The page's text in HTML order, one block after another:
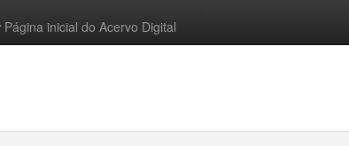
Página inicial do Acervo Digital